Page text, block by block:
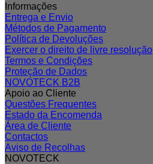
Informações
Entrega e Envio
Métodos de Pagamento
Política de Devoluções
Exercer o direito de livre resolução
Termos e Condições
Proteção de Dados
NOVOTECK B2B
Apoio ao Cliente
Questões Frequentes
Estado da Encomenda
Área de Cliente
Contactos
Aviso de Recolhas
NOVOTECK